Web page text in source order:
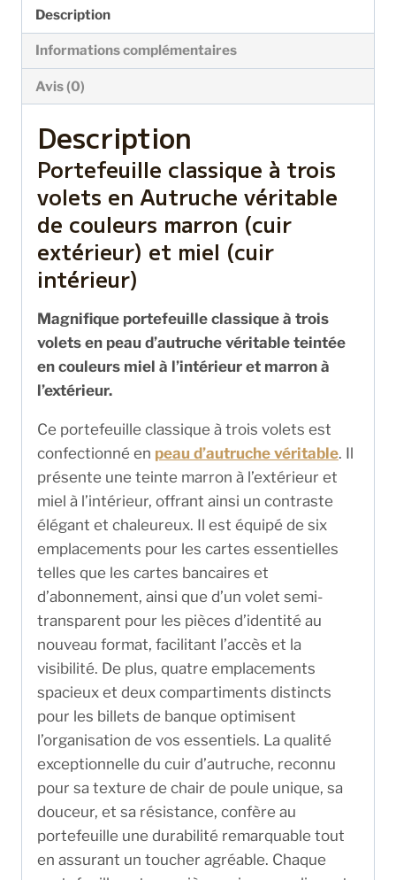
Description
Informations complémentaires
Avis (0)
Description
Portefeuille classique à trois
volets en Autruche véritable
de couleurs marron (cuir
extérieur) et miel (cuir
intérieur)
Magnifique portefeuille classique à trois
volets en peau d’autruche véritable teintée
en couleurs miel à l’intérieur et marron à
l’extérieur.
Ce portefeuille classique à trois volets est
confectionné en peau d’autruche véritable. Il
présente une teinte marron à l’extérieur et
miel à l’intérieur, offrant ainsi un contraste
élégant et chaleureux. Il est équipé de six
emplacements pour les cartes essentielles
telles que les cartes bancaires et
d’abonnement, ainsi que d’un volet semi-
transparent pour les pièces d’identité au
nouveau format, facilitant l’accès et la
visibilité. De plus, quatre emplacements
spacieux et deux compartiments distincts
pour les billets de banque optimisent
l’organisation de vos essentiels. La qualité
exceptionnelle du cuir d’autruche, reconnu
pour sa texture de chair de poule unique, sa
douceur, et sa résistance, confère au
portefeuille une durabilité remarquable tout
en assurant un toucher agréable. Chaque